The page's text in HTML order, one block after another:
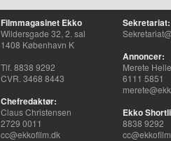
Filmmagasinet Ekko
Wildersgade 32, 2. sal
1408 København K
Tlf. 8838 9292
CVR. 3468 8443
Chefredaktør:
Claus Christensen
2729 0011
cc@ekkofilm.dk
Sekretariat:
Annoncer:
Merete
6111 5851
Ekko
8838 9292